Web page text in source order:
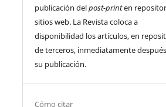
publicación delpost-printen
sitios web. La Revista coloca a
disponibilidad los artículos, en
de terceros, inmediatamente
su publicación.
Cómo citar